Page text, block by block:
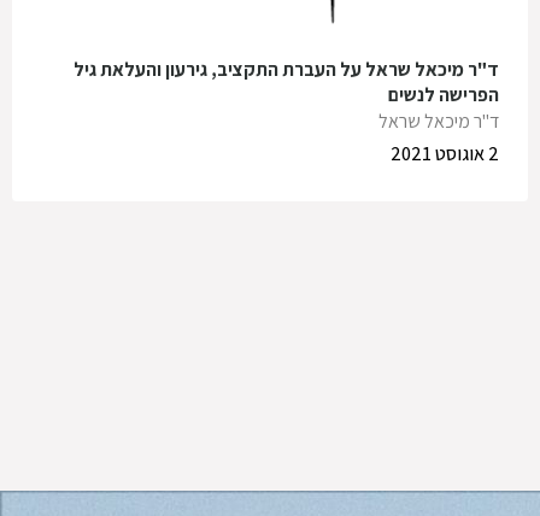
ד"ר מיכאל שראל על העברת התקציב, גירעון והעלאת גיל
הפרישה לנשים
ד"ר מיכאל שראל
2 אוגוסט 2021